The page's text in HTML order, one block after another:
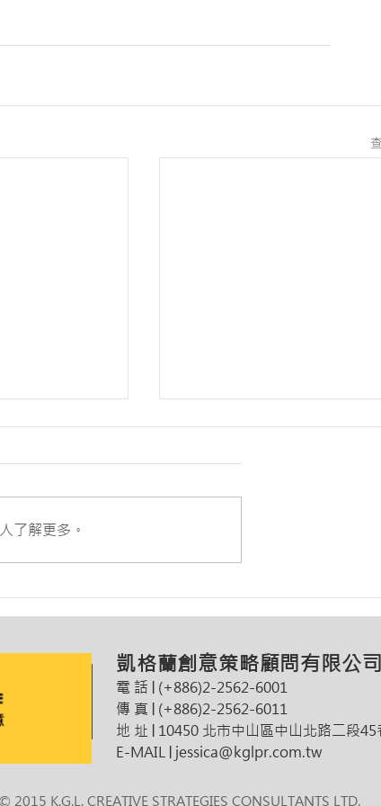
首度訪台品鑑交流會
了解更多。
凱格蘭創意策略顧問有限公
電 話│(+886)2-2562-6001
傳 真│(+886)2-2562-6011
地 址│10450 北市中山區中山北路二段45
E-MAIL│jessica@kglpr.com.tw
© 2015 K.G.L. CREATIVE STRATEGIES CONSULTANTS LTD.